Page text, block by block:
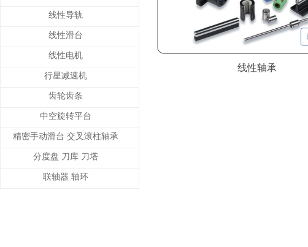
线性轴承
线性导轨
线性滑台
线性电机
行星减速机
齿轮齿条
中空旋转平台
精密手动滑台 交叉滚柱轴承
分度盘 刀库 刀塔
联轴器 轴环